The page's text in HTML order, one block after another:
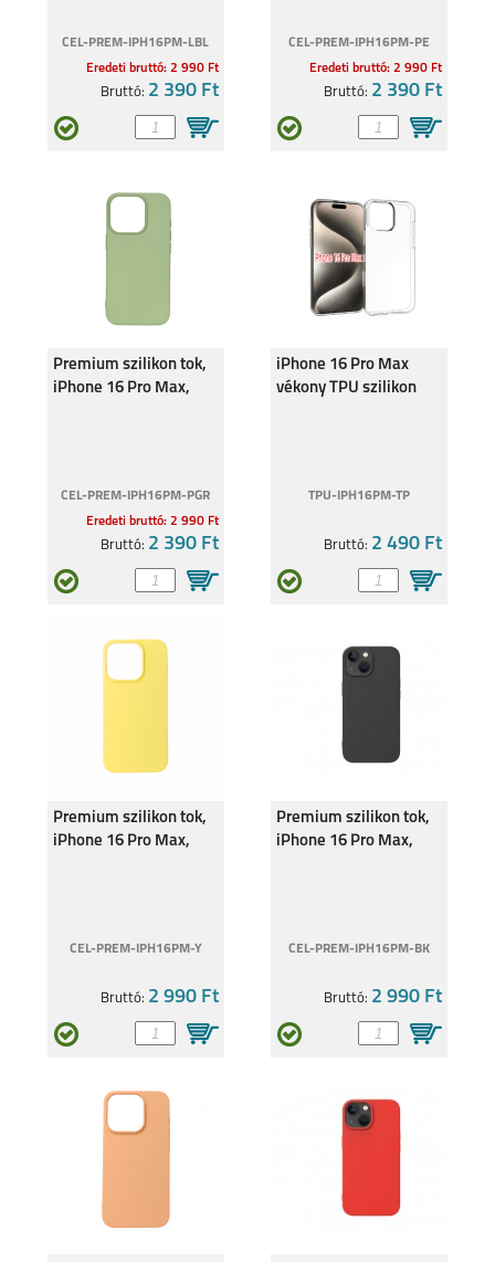
IPHONE 16E IPHONE 16 PRO MAX
IPHONE 16 PLUS
IPHONE 15
IPHONE 14 PLUS IPHONE 14 PRO
CEL-PREM-IPH16PM-LBL
Eredeti bruttó: 2 990 Ft
Bruttó: 2 390 Ft
CEL-PREM-IPH16PM-PE
Eredeti bruttó: 2 990 Ft
Bruttó: 2 390 Ft
Premium szilikon tok,
iPhone 16 Pro Max,
CEL-PREM-IPH16PM-PGR
Eredeti bruttó: 2 990 Ft
Bruttó: 2 390 Ft
iPhone 16 Pro Max
vékony TPU szilikon
TPU-IPH16PM-TP
Bruttó: 2 490 Ft
Premium szilikon tok,
iPhone 16 Pro Max,
CEL-PREM-IPH16PM-Y
Bruttó: 2 990 Ft
Premium szilikon tok,
iPhone 16 Pro Max,
CEL-PREM-IPH16PM-BK
Bruttó: 2 990 Ft